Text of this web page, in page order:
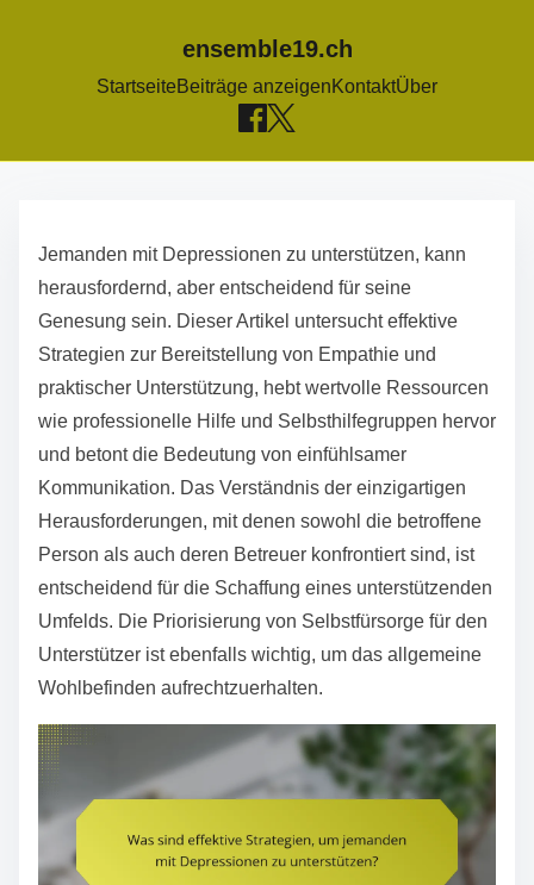
ensemble19.ch
StartseiteBeiträge anzeigenKontaktÜber
Jemanden mit Depressionen zu unterstützen, kann
herausfordernd, aber entscheidend für seine
Genesung sein. Dieser Artikel untersucht effektive
Strategien zur Bereitstellung von Empathie und
praktischer Unterstützung, hebt wertvolle Ressourcen
wie professionelle Hilfe und Selbsthilfegruppen hervor
und betont die Bedeutung von einfühlsamer
Kommunikation. Das Verständnis der einzigartigen
Herausforderungen, mit denen sowohl die betroffene
Person als auch deren Betreuer konfrontiert sind, ist
entscheidend für die Schaffung eines unterstützenden
Umfelds. Die Priorisierung von Selbstfürsorge für den
Unterstützer ist ebenfalls wichtig, um das allgemeine
Wohlbefinden aufrechtzuerhalten.